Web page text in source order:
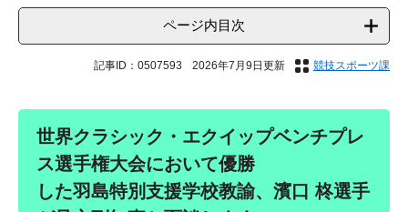
ページ内目次
記事ID：0507593 2026年7月9日更新 競技スポーツ課
世界クラシック・エクイップベンチプレ
ス選手権大会において優勝
した羽島特別支援学校教諭、濱口 柊選手